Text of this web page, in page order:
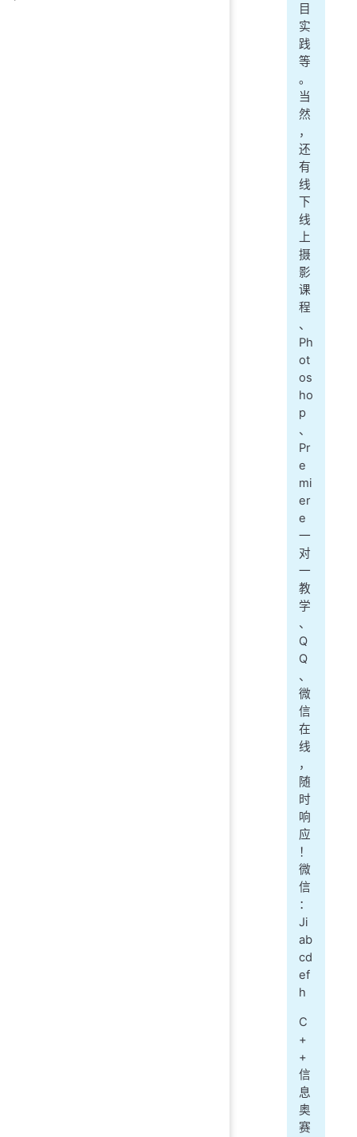
目
实
践
等
。
当
然
，
还
有
线
下
线
上
摄
影
课
程
、
Ph
ot
os
ho
p
、
Pr
e
mi
er
e
一
对
一
教
学
、
Q
Q
、
微
信
在
线
，
随
时
响
应
！
微
信
：
Ji
ab
cd
ef
h
C
+
+
信
息
奥
赛